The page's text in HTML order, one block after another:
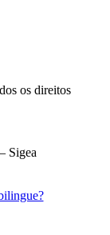
os direitos
Sigea